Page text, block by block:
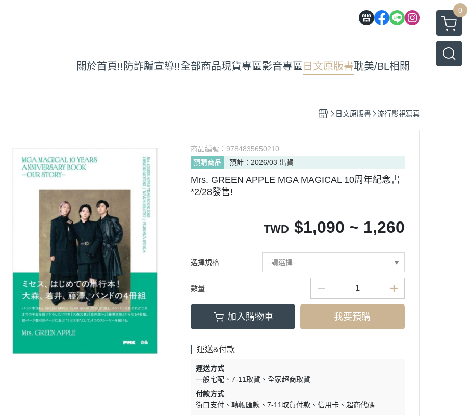
0
關於首頁!!防詐騙宣導!!全部商品現貨專區影音專區 日文原版書耽美/BL相關
日文原版書 流行影視寫真
商品編號： 9784835650210
預購商品
預計：2026/03 出貨
Mrs. GREEN APPLE MGA MAGICAL 10周年紀念書
*2/28發售!
TWD $1,090 ~ 1,260
選擇規格 -請選擇-
數量
加入購物車 我要預購
運送&付款
運送方式
一般宅配
7-11取貨
全家超商取貨
付款方式
街口支付
轉帳匯款 7-11取貨付款 信用卡 超商代碼